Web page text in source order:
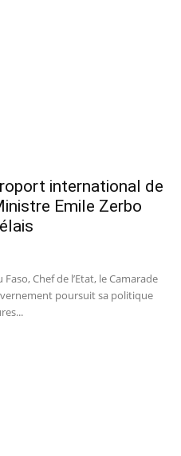
international de
Emile Zerbo
Chef de l’Etat, le Camarade
poursuit sa politique